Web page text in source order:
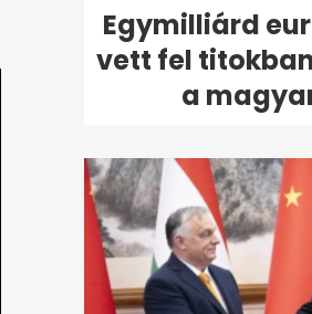
Egymilliárd
vett fel
a